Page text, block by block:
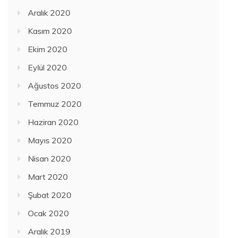
Aralık 2020
Kasım 2020
Ekim 2020
Eylül 2020
Ağustos 2020
Temmuz 2020
Haziran 2020
Mayıs 2020
Nisan 2020
Mart 2020
Şubat 2020
Ocak 2020
Aralık 2019